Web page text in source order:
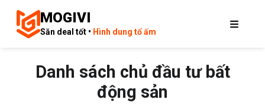
MOGIVI
Săn deal tốt • Hình dung tổ ấm
Danh sách chủ đầu tư bất
động sản